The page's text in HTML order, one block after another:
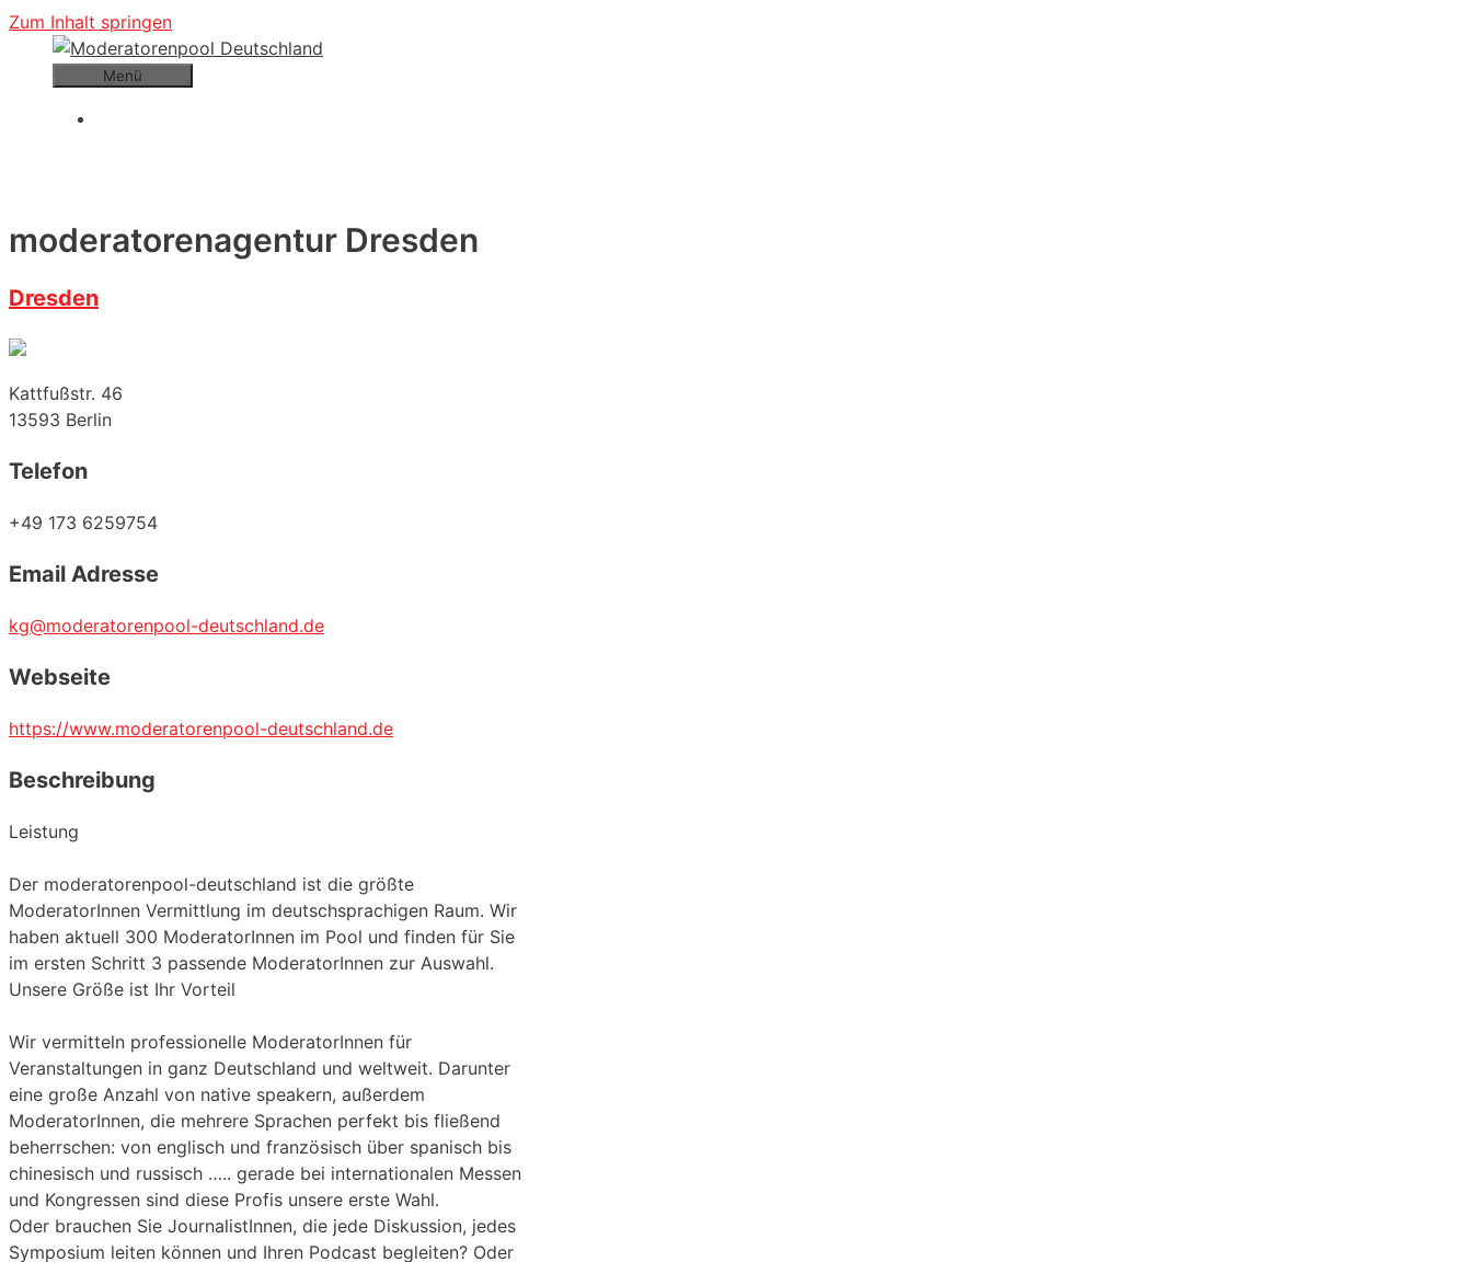
Zum Inhalt springen
Menü
moderatorenagentur Dresden
Dresden
Kattfußstr. 46
13593 Berlin
Telefon
+49 173 6259754
Email Adresse
kg@moderatorenpool-deutschland.de
Webseite
https://www.moderatorenpool-deutschland.de
Beschreibung
Leistung
Der moderatorenpool-deutschland ist die größte
ModeratorInnen Vermittlung im deutschsprachigen Raum. Wir
haben aktuell 300 ModeratorInnen im Pool und finden für Sie
im ersten Schritt 3 passende ModeratorInnen zur Auswahl.
Unsere Größe ist Ihr Vorteil
Wir vermitteln professionelle ModeratorInnen für
Veranstaltungen in ganz Deutschland und weltweit. Darunter
eine große Anzahl von native speakern, außerdem
ModeratorInnen, die mehrere Sprachen perfekt bis fließend
beherrschen: von englisch und französisch über spanisch bis
chinesisch und russisch ….. gerade bei internationalen Messen
und Kongressen sind diese Profis unsere erste Wahl.
Oder brauchen Sie JournalistInnen, die jede Diskussion, jedes
Symposium leiten können und Ihren Podcast begleiten? Oder